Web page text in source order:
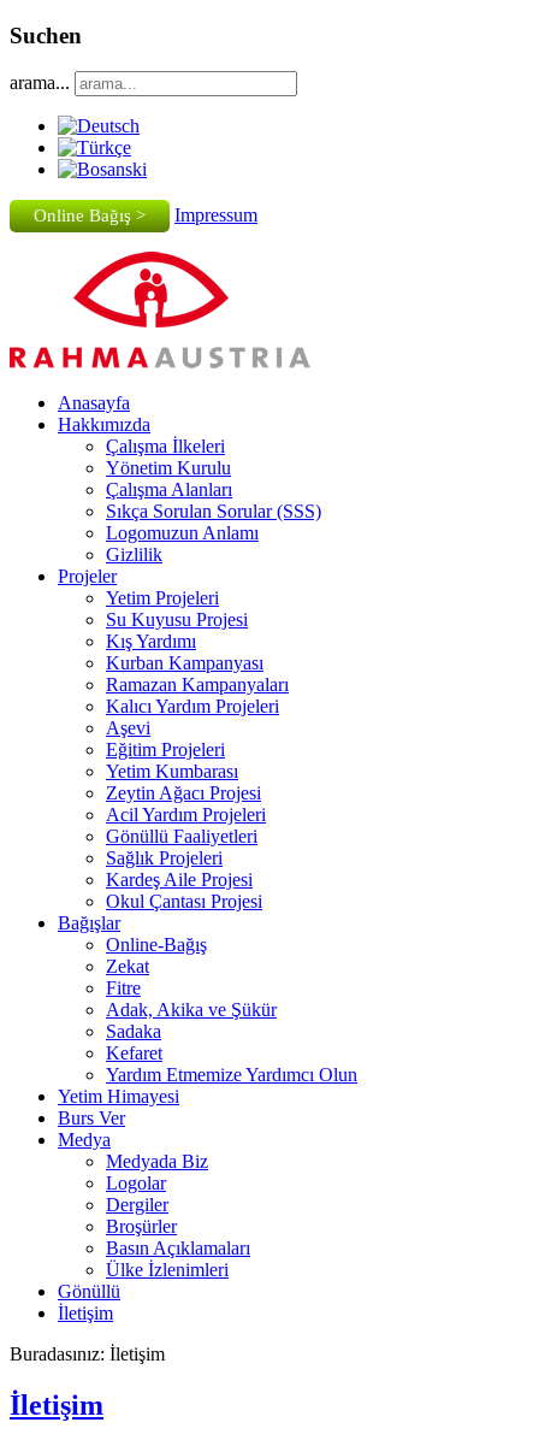
Suchen
arama...
Online Bağış > Impressum
Anasayfa
Hakkımızda
Çalışma İlkeleri
Yönetim Kurulu
Çalışma Alanları
Sıkça Sorulan Sorular (SSS)
Logomuzun Anlamı
Gizlilik
Projeler
Yetim Projeleri
Su Kuyusu Projesi
Kış Yardımı
Kurban Kampanyası
Ramazan Kampanyaları
Kalıcı Yardım Projeleri
Aşevi
Eğitim Projeleri
Yetim Kumbarası
Zeytin Ağacı Projesi
Acil Yardım Projeleri
Gönüllü Faaliyetleri
Sağlık Projeleri
Kardeş Aile Projesi
Okul Çantası Projesi
Bağışlar
Online-Bağış
Zekat
Fitre
Adak, Akika ve Şükür
Sadaka
Kefaret
Yardım Etmemize Yardımcı Olun
Yetim Himayesi
Burs Ver
Medya
Medyada Biz
Logolar
Dergiler
Broşürler
Basın Açıklamaları
Ülke İzlenimleri
Gönüllü
İletişim
Buradasınız: İletişim
İletişim